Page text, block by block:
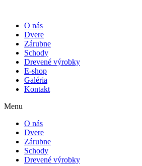
O nás
Dvere
Zárubne
Schody
Drevené výrobky
E-shop
Galéria
Kontakt
Menu
O nás
Dvere
Zárubne
Schody
Drevené výrobky